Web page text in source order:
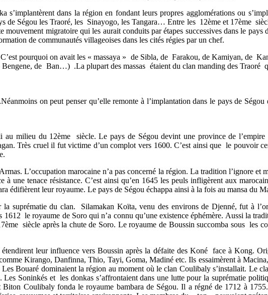
dans la région en fondant leurs propres agglomérations ou
de Ségou les Traoré, les Sinayogo, les Tangara… Entre les 12ème et 17ème
migratoire qui les aurait conduits par étapes successives dans le pays
de communautés villageoises dans les cités régies par un chef.
pourquoi on avait les « massaya » de Sibla, de Farakou, de Kamiyan, de
de Ban…) .La plupart des massas étaient du clan manding des Traoré
on peut penser qu’elle remonte à l’implantation dans le pays de
au milieu du 12ème siècle. Le pays de Ségou devint une province de
Très cruel il fut victime d’un complot vers 1600. C’est ainsi que le pouvoir
L’occupation marocaine n’a pas concerné la région. La tradition l’ignore
une tenace résistance. C’est ainsi qu’en 1645 les peuls infligèrent aux
édifièrent leur royaume. Le pays de Ségou échappa ainsi à la fois au mansa du
suprématie du clan. Silamakan Koïta, venu des environs de Djenné, fut à
le royaume de Soro qui n’a connu qu’une existence éphémère. Aussi la
siècle après la chute de Soro. Le royaume de Boussin succomba sous les
leur influence vers Boussin après la défaite des Koné face à Kong.
Kirango, Danfinna, Thio, Tayi, Goma, Madiné etc. Ils essaimèrent à
Bouaré dominaient la région au moment où le clan Coulibaly s’installait. Le
Soninkés et les donkas s’affrontaient dans une lutte pour la suprématie
Coulibaly fonda le royaume bambara de Ségou. Il a régné de 1712 à